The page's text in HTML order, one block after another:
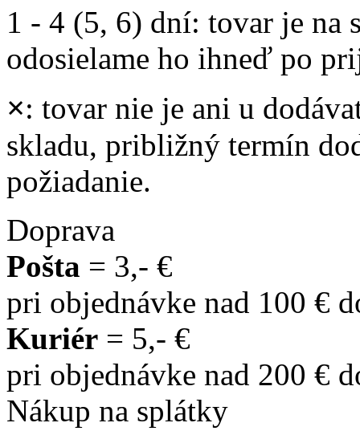
1 - 4 (5, 6) dní: tovar je na
odosielame ho ihneď po
×: tovar nie je ani u
skladu, približný termín
požiadanie.
Doprava
Pošta = 3,- €
pri objednávke nad 100 €
Kuriér = 5,- €
pri objednávke nad 200 €
Nákup na splátky